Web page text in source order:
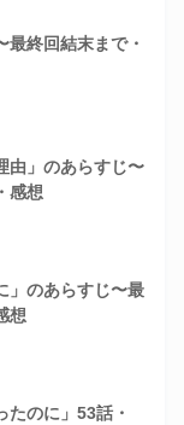
最終回結末まで・
由」のあらすじ〜
感想
」のあらすじ〜最
想
たのに」53話・